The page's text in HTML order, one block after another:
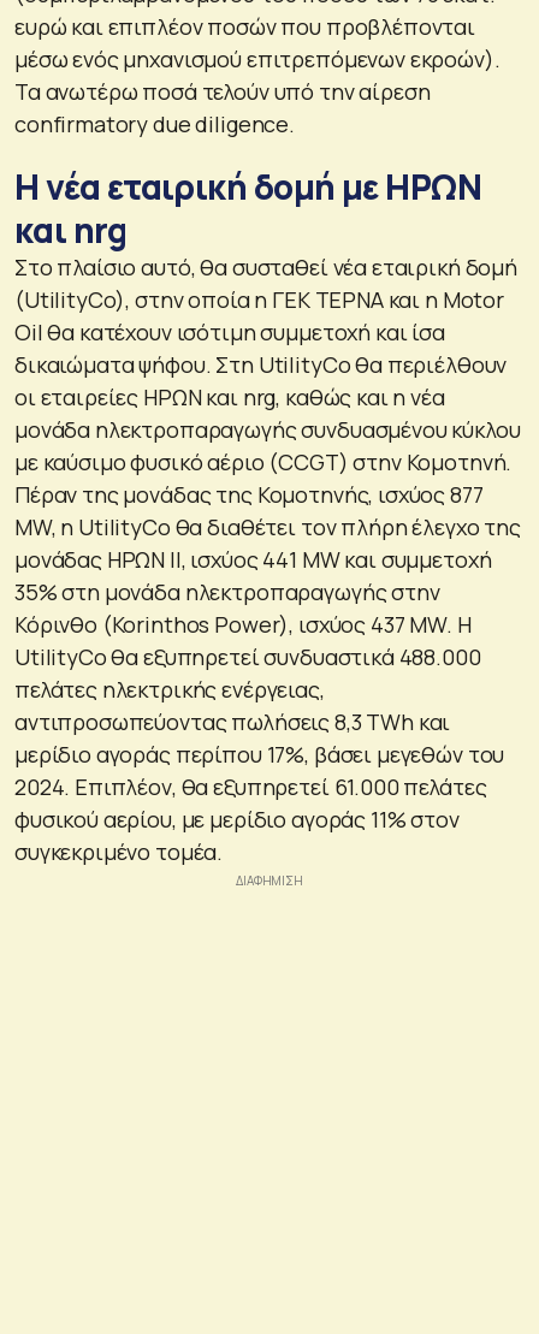
ευρώ και επιπλέον ποσών που προβλέπονται
μέσω ενός μηχανισμού επιτρεπόμενων εκροών).
Τα ανωτέρω ποσά τελούν υπό την αίρεση
confirmatory due diligence.
Η νέα εταιρική δομή με ΗΡΩΝ
και nrg
Στο πλαίσιο αυτό, θα συσταθεί νέα εταιρική δομή
(UtilityCo), στην οποία η ΓΕΚ ΤΕΡΝΑ και η Motor
Oil θα κατέχουν ισότιμη συμμετοχή και ίσα
δικαιώματα ψήφου. Στη UtilityCo θα περιέλθουν
οι εταιρείες ΗΡΩΝ και nrg, καθώς και η νέα
μονάδα ηλεκτροπαραγωγής συνδυασμένου κύκλου
με καύσιμο φυσικό αέριο (CCGT) στην Κομοτηνή.
Πέραν της μονάδας της Κομοτηνής, ισχύος 877
MW, η UtilityCo θα διαθέτει τον πλήρη έλεγχο της
μονάδας ΗΡΩΝ II, ισχύος 441 MW και συμμετοχή
35% στη μονάδα ηλεκτροπαραγωγής στην
Κόρινθο (Korinthos Power), ισχύος 437 MW. Η
UtilityCo θα εξυπηρετεί συνδυαστικά 488.000
πελάτες ηλεκτρικής ενέργειας,
αντιπροσωπεύοντας πωλήσεις 8,3 TWh και
μερίδιο αγοράς περίπου 17%, βάσει μεγεθών του
2024. Επιπλέον, θα εξυπηρετεί 61.000 πελάτες
φυσικού αερίου, με μερίδιο αγοράς 11% στον
συγκεκριμένο τομέα.